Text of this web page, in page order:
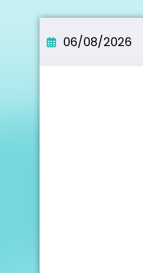
au
06/08/2026